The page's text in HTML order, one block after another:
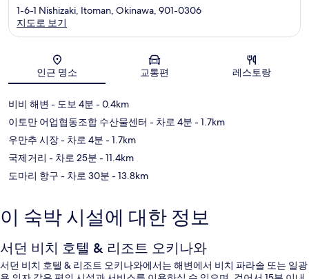
지도
1-6-1 Nishizaki, Itoman, Okinawa, 901-0306
지도로 보기
인근 명소 교통편 레스토랑
비비 해변 - 도보 4분 - 0.4km
이토만 어업협동조합 수산물센터 - 차로 4분 - 1.7km
우만추 시장- 차로 4분 - 1.7km
국제거리 - 차로 25분 - 11.4km
도마리 항구 - 차로 30분 - 13.8km
이 숙박 시설에 대한 정보
서던 비치 호텔 & 리조트 오키나와
서던 비치 호텔 & 리조트 오키나와에서는 해변에서 비치 파라솔 또는 일광